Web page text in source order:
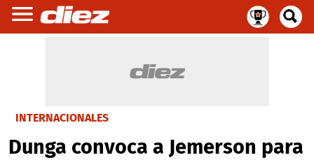
INTERNACIONALES
Dunga convoca a Jemerson para